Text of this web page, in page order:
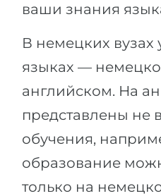
ваши знания
В немецких вузах
языках —
английском. На
представлены не
обучения,
образование
только на